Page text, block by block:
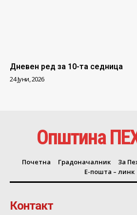
Дневен ред за 10-та седница
24 Јуни, 2026
Општина
Почетна Градоначалник За
Е-пошта – линк
Контакт